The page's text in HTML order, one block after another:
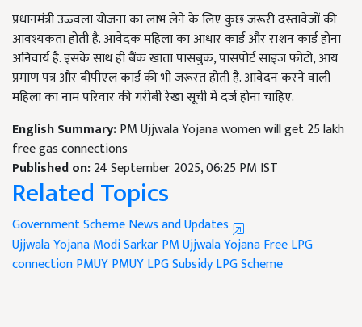
प्रधानमंत्री उज्ज्वला योजना का लाभ लेने के लिए कुछ जरूरी दस्तावेजों की
आवश्यकता होती है. आवेदक महिला का आधार कार्ड और राशन कार्ड होना
अनिवार्य है. इसके साथ ही बैंक खाता पासबुक, पासपोर्ट साइज फोटो, आय
प्रमाण पत्र और बीपीएल कार्ड की भी जरूरत होती है. आवेदन करने वाली
महिला का नाम परिवार की गरीबी रेखा सूची में दर्ज होना चाहिए.
English Summary:PM Ujjwala Yojana women will get 25 lakh
free gas connections
Published on:24 September 2025, 06:25 PM IST
Related Topics
Government Scheme News and Updates
Ujjwala YojanaModi SarkarPM Ujjwala YojanaFree LPG
connectionPMUYPMUY LPG SubsidyLPG Scheme